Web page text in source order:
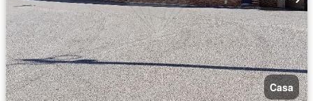
Casa